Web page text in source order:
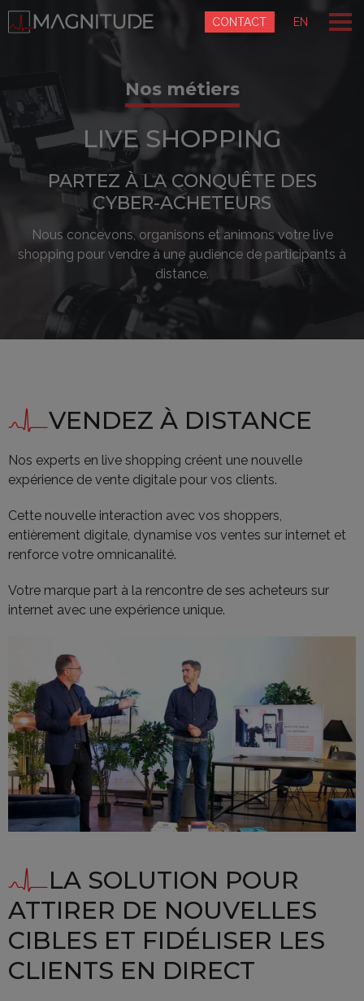
Panneau de gestion des cookies
CONTACT EN
Nos métiers
LIVE SHOPPING
PARTEZ À LA CONQUÊTE DES
CYBER-ACHETEURS
Nous concevons, organisons et animons votre live
shopping pour vendre à une audience de participants à
distance.
VENDEZ À DISTANCE
Nos experts en live shopping créent une nouvelle
expérience de vente digitale pour vos clients.
Cette nouvelle interaction avec vos shoppers,
entièrement digitale, dynamise vos ventes sur internet et
renforce votre omnicanalité.
Votre marque part à la rencontre de ses acheteurs sur
internet avec une expérience unique.
LA SOLUTION POUR
ATTIRER DE NOUVELLES
CIBLES ET FIDÉLISER LES
CLIENTS EN DIRECT